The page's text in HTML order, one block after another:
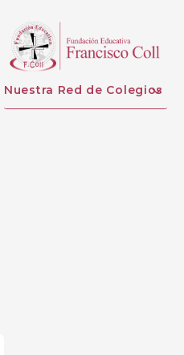
Nuestra Red de Colegios